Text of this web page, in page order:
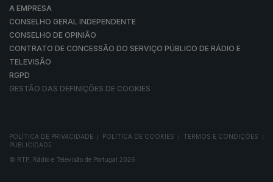
A EMPRESA
CONSELHO GERAL INDEPENDENTE
CONSELHO DE OPINIÃO
CONTRATO DE CONCESSÃO DO SERVIÇO PÚBLICO DE RÁDIO E
TELEVISÃO
RGPD
GESTÃO DAS DEFINIÇÕES DE COOKIES
POLÍTICA DE PRIVACIDADE POLÍTICA DE COOKIES TERMOS E CONDIÇÕES
PUBLICIDADE
© RTP, Rádio e Televisão de Portugal 2026